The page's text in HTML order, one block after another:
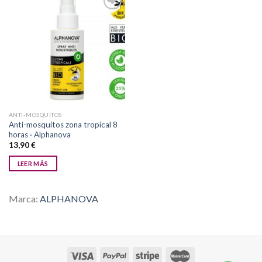
Añadir
lista de
deseos
ANTI-MOSQUITOS
Anti-mosquitos zona tropical 8
horas · Alphanova
13,90€
LEER MÁS
Marca: ALPHANOVA